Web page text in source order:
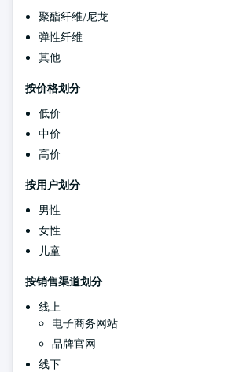
聚酯纤维/尼龙
弹性纤维
其他
按价格划分
低价
中价
高价
按用户划分
男性
女性
儿童
按销售渠道划分
线上
电子商务网站
品牌官网
线下